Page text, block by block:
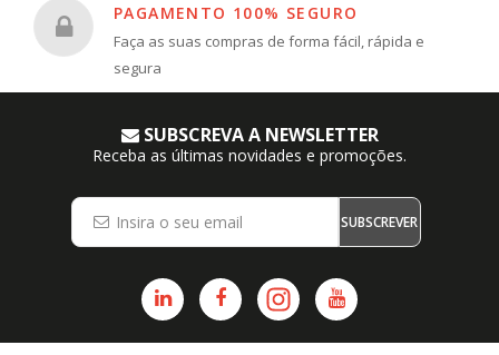
PAGAMENTO 100% SEGURO
Faça as suas compras de forma fácil, rápida e
segura
SUBSCREVA A NEWSLETTER
Receba as últimas novidades e promoções.
SUBSCREVER